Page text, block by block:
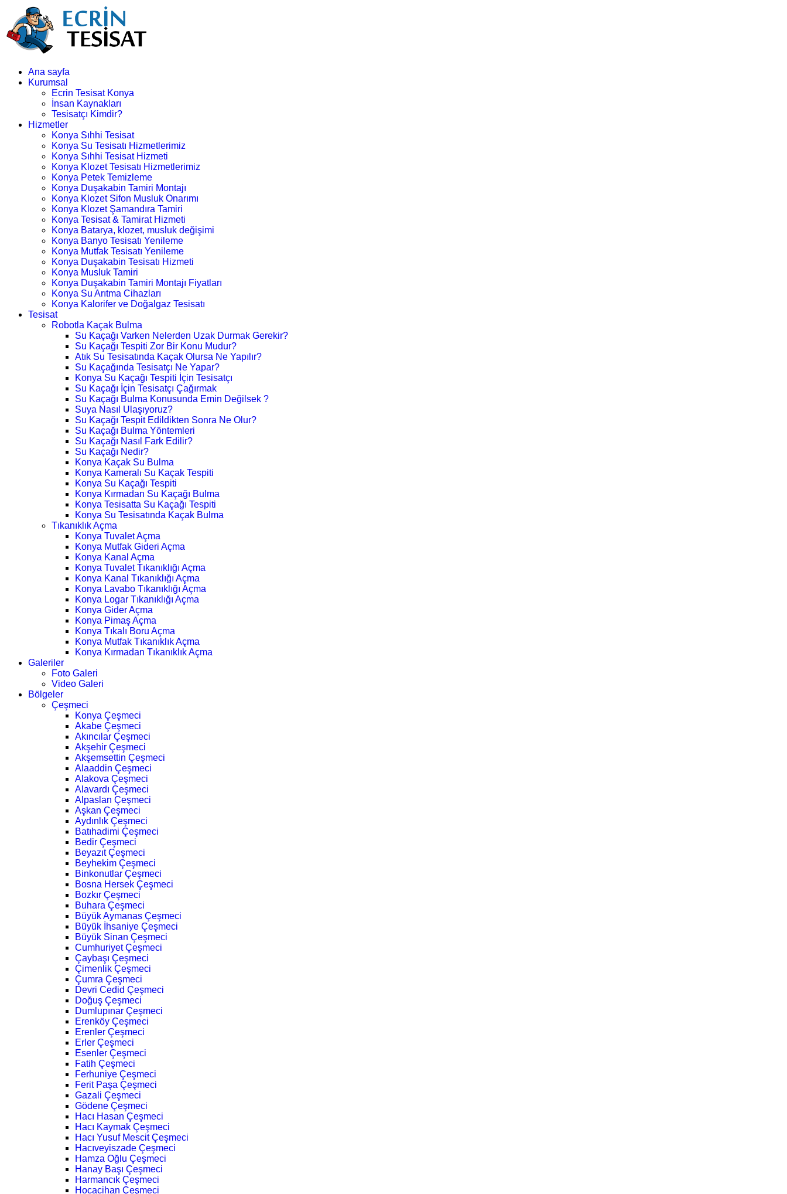
Ana sayfa
Kurumsal
Ecrin Tesisat Konya
İnsan Kaynakları
Tesisatçı Kimdir?
Hizmetler
Konya Sıhhi Tesisat
Konya Su Tesisatı Hizmetlerimiz
Konya Sıhhi Tesisat Hizmeti
Konya Klozet Tesisatı Hizmetlerimiz
Konya Petek Temizleme
Konya Duşakabin Tamiri Montajı
Konya Klozet Sifon Musluk Onarımı
Konya Klozet Şamandıra Tamiri
Konya Tesisat & Tamirat Hizmeti
Konya Batarya, klozet, musluk değişimi
Konya Banyo Tesisatı Yenileme
Konya Mutfak Tesisatı Yenileme
Konya Duşakabin Tesisatı Hizmeti
Konya Musluk Tamiri
Konya Duşakabin Tamiri Montajı Fiyatları
Konya Su Arıtma Cihazları
Konya Kalorifer ve Doğalgaz Tesisatı
Tesisat
Robotla Kaçak Bulma
Su Kaçağı Varken Nelerden Uzak Durmak Gerekir?
Su Kaçağı Tespiti Zor Bir Konu Mudur?
Atık Su Tesisatında Kaçak Olursa Ne Yapılır?
Su Kaçağında Tesisatçı Ne Yapar?
Konya Su Kaçağı Tespiti İçin Tesisatçı
Su Kaçağı İçin Tesisatçı Çağırmak
Su Kaçağı Bulma Konusunda Emin Değilsek ?
Suya Nasıl Ulaşıyoruz?
Su Kaçağı Tespit Edildikten Sonra Ne Olur?
Su Kaçağı Bulma Yöntemleri
Su Kaçağı Nasıl Fark Edilir?
Su Kaçağı Nedir?
Konya Kaçak Su Bulma
Konya Kameralı Su Kaçak Tespiti
Konya Su Kaçağı Tespiti
Konya Kırmadan Su Kaçağı Bulma
Konya Tesisatta Su Kaçağı Tespiti
Konya Su Tesisatında Kaçak Bulma
Tıkanıklık Açma
Konya Tuvalet Açma
Konya Mutfak Gideri Açma
Konya Kanal Açma
Konya Tuvalet Tıkanıklığı Açma
Konya Kanal Tıkanıklığı Açma
Konya Lavabo Tıkanıklığı Açma
Konya Logar Tıkanıklığı Açma
Konya Gider Açma
Konya Pimaş Açma
Konya Tıkalı Boru Açma
Konya Mutfak Tıkanıklık Açma
Konya Kırmadan Tıkanıklık Açma
Galeriler
Foto Galeri
Video Galeri
Bölgeler
Çeşmeci
Konya Çeşmeci
Akabe Çeşmeci
Akıncılar Çeşmeci
Akşehir Çeşmeci
Akşemsettin Çeşmeci
Alaaddin Çeşmeci
Alakova Çeşmeci
Alavardı Çeşmeci
Alpaslan Çeşmeci
Aşkan Çeşmeci
Aydınlık Çeşmeci
Batıhadimi Çeşmeci
Bedir Çeşmeci
Beyazıt Çeşmeci
Beyhekim Çeşmeci
Binkonutlar Çeşmeci
Bosna Hersek Çeşmeci
Bozkır Çeşmeci
Buhara Çeşmeci
Büyük Aymanas Çeşmeci
Büyük İhsaniye Çeşmeci
Büyük Sinan Çeşmeci
Cumhuriyet Çeşmeci
Çaybaşı Çeşmeci
Çimenlik Çeşmeci
Çumra Çeşmeci
Devri Cedid Çeşmeci
Doğuş Çeşmeci
Dumlupınar Çeşmeci
Erenköy Çeşmeci
Erenler Çeşmeci
Erler Çeşmeci
Esenler Çeşmeci
Fatih Çeşmeci
Ferhuniye Çeşmeci
Ferit Paşa Çeşmeci
Gazali Çeşmeci
Gödene Çeşmeci
Hacı Hasan Çeşmeci
Hacı Kaymak Çeşmeci
Hacı Yusuf Mescit Çeşmeci
Hacıveyiszade Çeşmeci
Hamza Oğlu Çeşmeci
Hanay Başı Çeşmeci
Harmancık Çeşmeci
Hocacihan Çeşmeci